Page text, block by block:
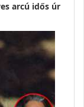
arcú idős úr